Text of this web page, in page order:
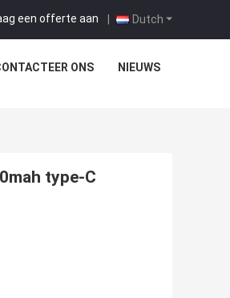
Dutch
een offerte aan |
ONS NIEUWS
type-C